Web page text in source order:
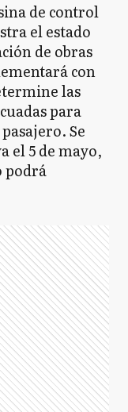
de control
el estado
de obras
con
las
para
Se
el 5 de mayo,
podrá